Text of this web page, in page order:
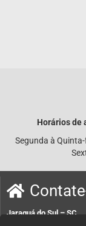
Horários de
Segunda à
Jaraguá do Sul – SC